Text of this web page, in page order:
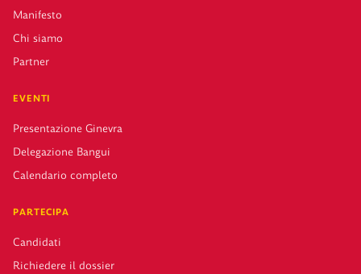
Manifesto
Chi siamo
Partner
EVENTI
Presentazione Ginevra
Delegazione Bangui
Calendario completo
PARTECIPA
Candidati
Richiedere il dossier